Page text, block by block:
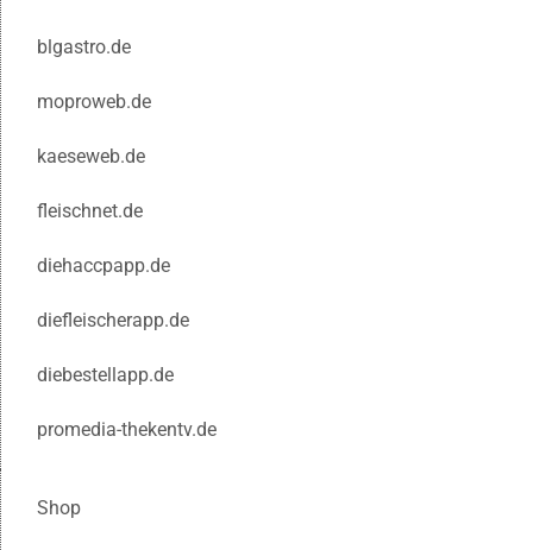
blgastro.de
moproweb.de
kaeseweb.de
fleischnet.de
diehaccpapp.de
diefleischerapp.de
diebestellapp.de
promedia-thekentv.de
Shop